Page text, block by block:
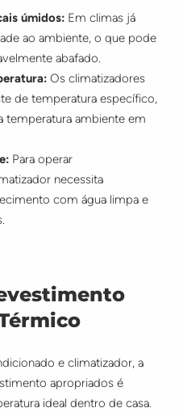
úmidos: Em climas já
ao ambiente, o que pode
abafado.
Os climatizadores
de temperatura específico,
temperatura ambiente em
Para operar
necessita
com água limpa e
e climatizador, a
apropriados é
ideal dentro de casa.